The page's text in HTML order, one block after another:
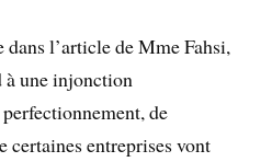
l’article de Mme Fahsi,
à une injonction
de
certaines entreprises vont